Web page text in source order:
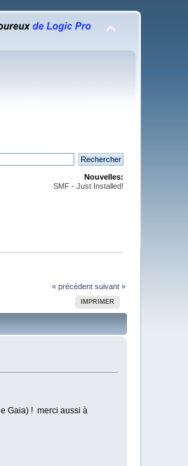
Nouvelles:
SMF - Just Installed!
« précédent suivant »
IMPRIMER
Gaia) ! merci aussi à